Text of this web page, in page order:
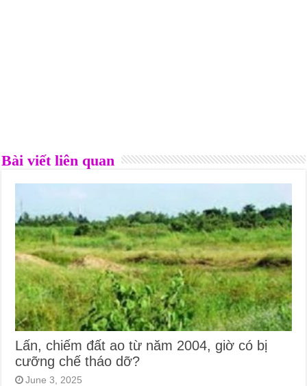
Bài viết liên quan
Lấn, chiếm đất ao từ năm 2004, giờ có bị
cưỡng chế tháo dỡ?
June 3, 2025